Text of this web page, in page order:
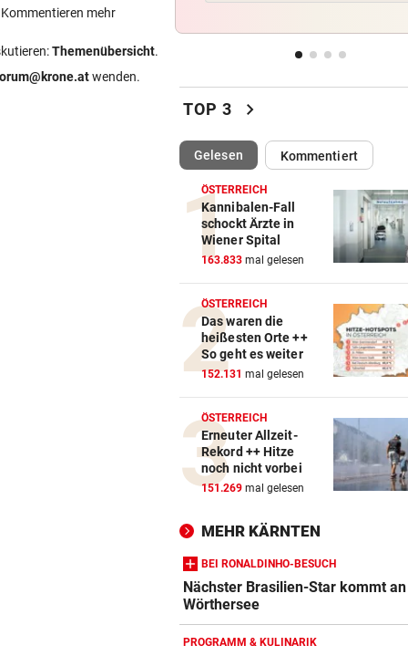
mehr
Themenübersicht.
wenden.
dramatisch ist die Lage
noch nicht vorbei
BEAMTE SIND AM ZUG
Feilschen um neue
geht munter weiter
POLIZEI SUCHT HINWEISE vor
Goldkettenräuber von Graz:
Weitere Opfer vermutet
TOP 3 chevron_right
Gelesen(ausgewählt)Kommentiert
ÖSTERREICH
Kannibalen-Fall
schockt Ärzte in
Wiener Spital
163.833 mal gelesen
ÖSTERREICH
Das waren die
heißesten Orte ++
So geht es weiter
152.131 mal gelesen
ÖSTERREICH
Erneuter Allzeit-
Rekord ++ Hitze
noch nicht vorbei
151.269 mal gelesen
MEHR KÄRNTEN
BEI RONALDINHO-BESUCH
Nächster Brasilien-Star kommt
Wörthersee
PROGRAMM & KULINARIK